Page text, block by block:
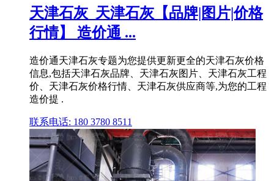
天津石灰_天津石灰【品牌|图片|价格
行情】 造价通 ...
造价通天津石灰专题为您提供更新更全的天津石灰价格
信息,包括天津石灰品牌、天津石灰图片、天津石灰工程
价、天津石灰价格行情、天津石灰供应商等,为您的工程
造价提 .
联系电话: 180 3780 8511